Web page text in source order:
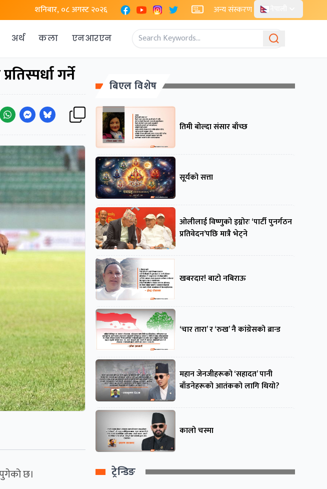
शनिबार, ०८ अगस्ट २०२६ FacebookYouTubeInstagram
X अन्य संस्करण
अर्थ कला एनआरएन
गर्ने
छ।
बिएल विशेष
तिमी बोल्दा संसार बाँच्छ
सूर्यको सत्ता
ओलीलाई विष्णुको इग्नोरः ‘पार्टी पुनर्गठन
प्रतिवेदन’पछि मात्रै भेट्ने
खबरदार! बाटो नबिराऊ
‘चार तारा’ र ‘रुख’ नै कांग्रेसको ब्रान्ड
महान जेनजीहरूको ‘सहादत’ पानी
बाँडनेहरूको आतंकको लागि थियो?
कालो चस्मा
ट्रेन्डिङ